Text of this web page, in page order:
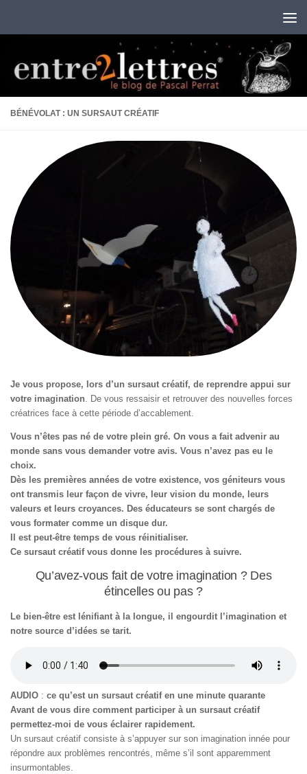
BÉNÉVOLAT : UN SURSAUT CRÉATIF
Je vous propose, lors d’un sursaut créatif, de reprendre appui sur
votre imagination . De vous ressaisir et retrouver des nouvelles forces
créatrices face à cette période d’accablement.
Vous n’êtes pas né de votre plein gré. On vous a fait advenir au
monde sans vous demander votre avis. Vous n’avez pas eu le
choix.
Dès les premières années de votre existence, vos géniteurs vous
ont transmis leur façon de vivre, leur vision du monde, leurs
valeurs et leurs croyances. Des éducateurs se sont chargés de
vous formater comme un disque dur.
Il est peut-être temps de vous réinitialiser.
Ce sursaut créatif vous donne les procédures à suivre.
Qu’avez-vous fait de votre imagination ? Des
étincelles ou pas ?
Le bien-être est lénifiant à la longue, il engourdit l’imagination et
notre source d’idées se tarit.
AUDIO : ce qu’est un sursaut créatif en une minute quarante
Avant de vous dire comment participer à un sursaut créatif
permettez-moi de vous éclairer rapidement.
Un sursaut créatif consiste à s’appuyer sur son imagination innée pour
répondre aux problèmes rencontrés, même s’il sont apparemment
insurmontables.